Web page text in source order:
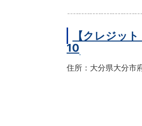
【クレジッ
10
住所：大分県大分市